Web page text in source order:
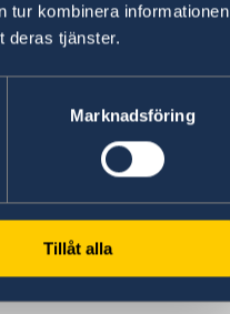
tur kombinera informationen
deras tjänster.
Marknadsföring
Tillåt alla